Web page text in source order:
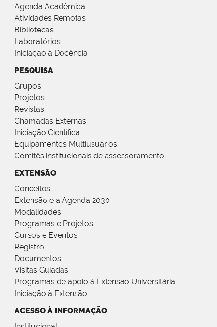
Agenda Acadêmica
Atividades Remotas
Bibliotecas
Laboratórios
Iniciação à Docência
PESQUISA
Grupos
Projetos
Revistas
Chamadas Externas
Iniciação Científica
Equipamentos Multiusuários
Comitês institucionais de assessoramento
EXTENSÃO
Conceitos
Extensão e a Agenda 2030
Modalidades
Programas e Projetos
Cursos e Eventos
Registro
Documentos
Visitas Guiadas
Programas de apoio à Extensão Universitária
Iniciação à Extensão
ACESSO À INFORMAÇÃO